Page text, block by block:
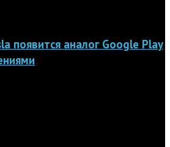
появится аналог Google Play